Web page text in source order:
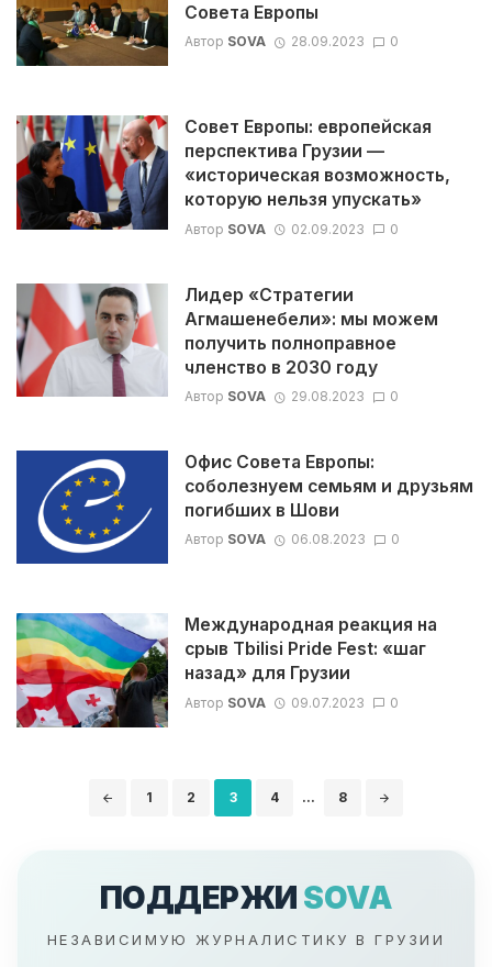
Совета Европы
Автор SOVA 28.09.2023 0
Совет Европы: европейская
перспектива Грузии —
«историческая возможность,
которую нельзя упускать»
Автор SOVA 02.09.2023 0
Лидер «Стратегии
Агмашенебели»: мы можем
получить полноправное
членство в 2030 году
Автор SOVA 29.08.2023 0
Офис Совета Европы:
соболезнуем семьям и друзьям
погибших в Шови
Автор SOVA 06.08.2023 0
Международная реакция на
срыв Tbilisi Pride Fest: «шаг
назад» для Грузии
Автор SOVA 09.07.2023 0
1 2 3 4 ... 8
ПОДДЕРЖИ SOVA
НЕЗАВИСИМУЮ ЖУРНАЛИСТИКУ В ГРУЗИИ